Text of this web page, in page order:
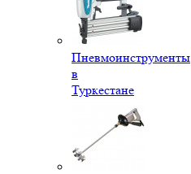
Пневмоинструменты
в
Туркестане